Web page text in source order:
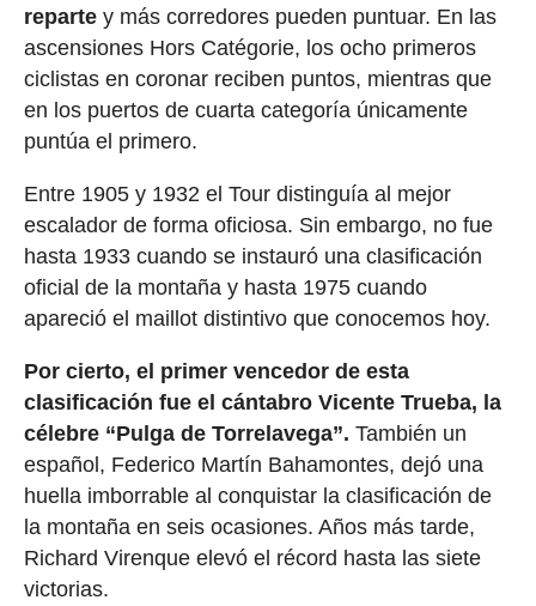
reparte y más corredores pueden puntuar. En las
ascensiones Hors Catégorie, los ocho primeros
ciclistas en coronar reciben puntos, mientras que
en los puertos de cuarta categoría únicamente
puntúa el primero.
Entre 1905 y 1932 el Tour distinguía al mejor
escalador de forma oficiosa. Sin embargo, no fue
hasta 1933 cuando se instauró una clasificación
oficial de la montaña y hasta 1975 cuando
apareció el maillot distintivo que conocemos hoy.
Por cierto, el primer vencedor de esta
clasificación fue el cántabro Vicente Trueba, la
célebre “Pulga de Torrelavega”. También un
español, Federico Martín Bahamontes, dejó una
huella imborrable al conquistar la clasificación de
la montaña en seis ocasiones. Años más tarde,
Richard Virenque elevó el récord hasta las siete
victorias.